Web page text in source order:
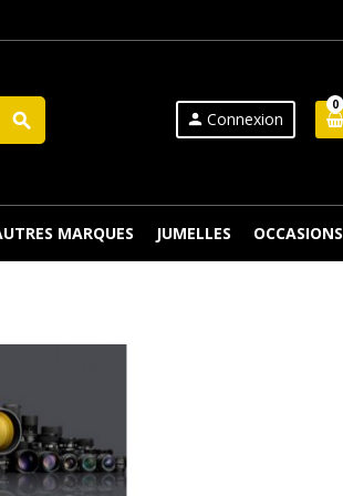
search person Connexion
0
MARQUES JUMELLES OCCASIONS